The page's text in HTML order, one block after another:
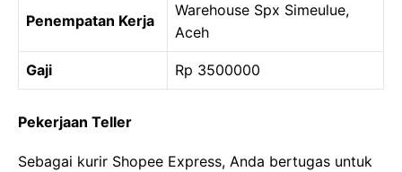
Penempatan Kerja
Warehouse Spx Simeulue,
Aceh
Gaji Rp 3500000
Pekerjaan Teller
Sebagai kurir Shopee Express, Anda bertugas untuk